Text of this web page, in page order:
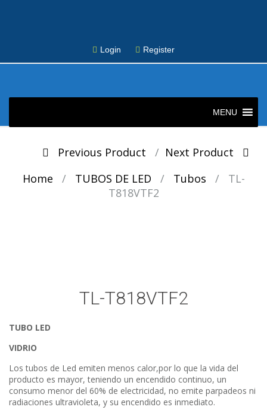
Login Register
Skip
MENU
PostPrevious Product
Next Product
Home
/ TUBOS DE LED / Tubos /
TL-
T818VTF2
TL-T818VTF2
TUBO LED
VIDRIO
Los tubos de Led emiten menos calor,por lo que la vida del
producto es mayor, teniendo un encendido continuo, un
consumo menor del 60% de electricidad, no emite parpadeos ni
radiaciones ultravioleta, y su encendido es inmediato.